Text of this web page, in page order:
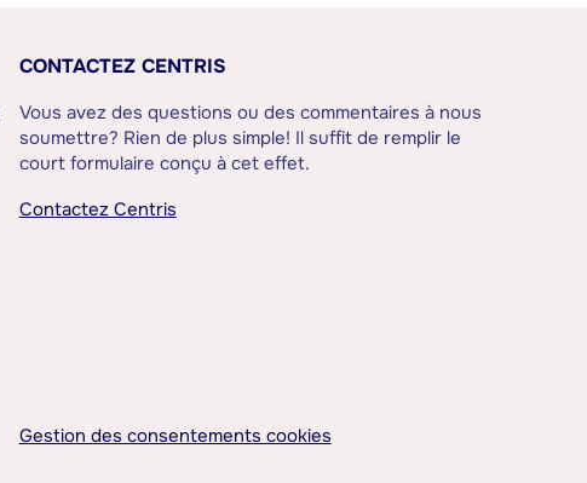
CONTACTEZ CENTRIS
Vous avez des questions ou des commentaires à nous
soumettre? Rien de plus simple! Il suffit de remplir le
court formulaire conçu à cet effet.
Contactez Centris
Gestion des consentements cookies